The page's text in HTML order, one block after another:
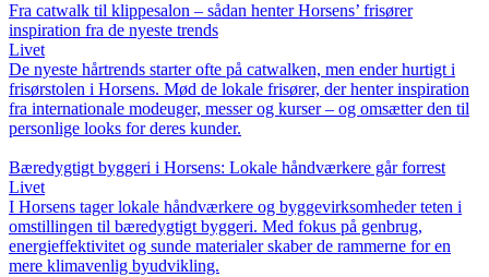
Fra catwalk til klippesalon – sådan henter Horsens’ frisører
inspiration fra de nyeste trends
Livet
De nyeste hårtrends starter ofte på catwalken, men ender hurtigt i
frisørstolen i Horsens. Mød de lokale frisører, der henter inspiration
fra internationale modeuger, messer og kurser – og omsætter den til
personlige looks for deres kunder.
Bæredygtigt byggeri i Horsens: Lokale håndværkere går forrest
Livet
I Horsens tager lokale håndværkere og byggevirksomheder teten i
omstillingen til bæredygtigt byggeri. Med fokus på genbrug,
energieffektivitet og sunde materialer skaber de rammerne for en
mere klimavenlig byudvikling.